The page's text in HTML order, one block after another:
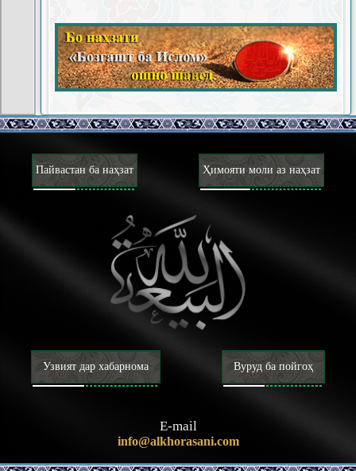
Пайвастан ба наҳзат Ҳимояти моли аз наҳзат
Узвият дар хабарнома Вуруд ба пойгоҳ
E-mail
info@alkhorasani.com